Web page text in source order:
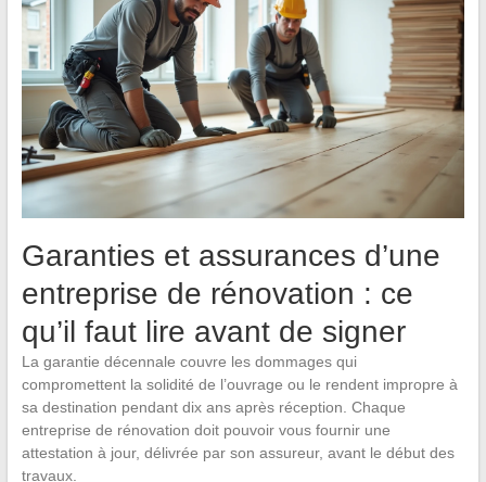
Garanties et assurances d’une
entreprise de rénovation : ce
qu’il faut lire avant de signer
La garantie décennale couvre les dommages qui
compromettent la solidité de l’ouvrage ou le rendent impropre à
sa destination pendant dix ans après réception. Chaque
entreprise de rénovation doit pouvoir vous fournir une
attestation à jour, délivrée par son assureur, avant le début des
travaux.